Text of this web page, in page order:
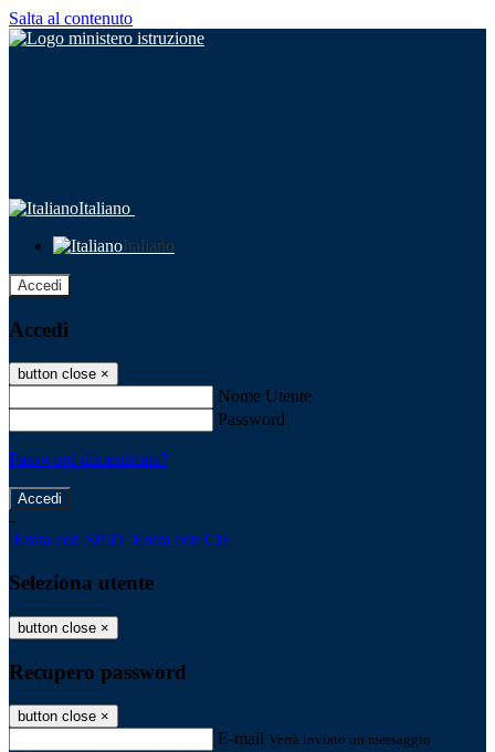
Salta al contenuto
Italiano
Italiano
Accedi
Accedi
button close ×
Nome Utente
Password
Password dimenticata?
-
Entra con SPID Entra con CIE
Seleziona utente
button close ×
Recupero password
button close ×
E-mail Verrà inviato un messaggio